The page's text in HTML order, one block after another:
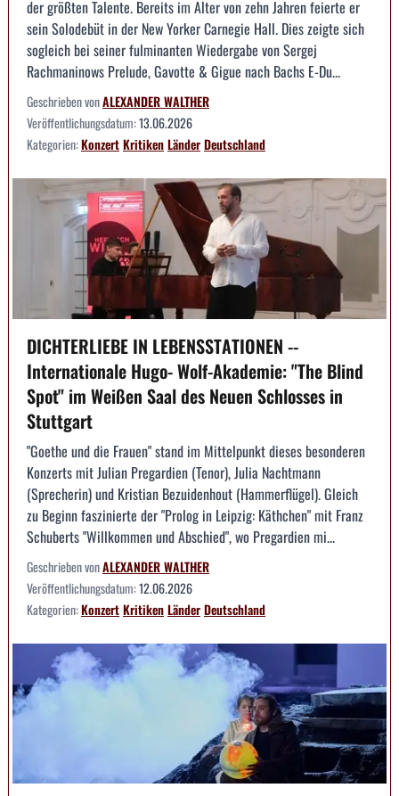
der größten Talente. Bereits im Alter von zehn Jahren feierte er
sein Solodebüt in der New Yorker Carnegie Hall. Dies zeigte sich
sogleich bei seiner fulminanten Wiedergabe von Sergej
Rachmaninows Prelude, Gavotte & Gigue nach Bachs E-Du...
Geschrieben vonALEXANDER WALTHER
Veröffentlichungsdatum:13.06.2026
Kategorien:KonzertKritikenLänderDeutschland
DICHTERLIEBE IN LEBENSSTATIONEN --
Internationale Hugo- Wolf-Akademie: "The Blind
Spot" im Weißen Saal des Neuen Schlosses in
Stuttgart
"Goethe und die Frauen" stand im Mittelpunkt dieses besonderen
Konzerts mit Julian Pregardien (Tenor), Julia Nachtmann
(Sprecherin) und Kristian Bezuidenhout (Hammerflügel). Gleich
zu Beginn faszinierte der "Prolog in Leipzig: Käthchen" mit Franz
Schuberts "Willkommen und Abschied", wo Pregardien mi...
Geschrieben vonALEXANDER WALTHER
Veröffentlichungsdatum:12.06.2026
Kategorien:KonzertKritikenLänderDeutschland